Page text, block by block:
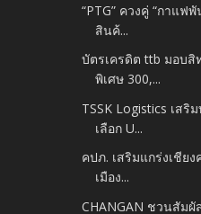
“PTG” ควงคู่ “กาแฟ
สินค้...
บัตรเครดิต ttb มอบ
พิเศษ 300,...
TSSK Logistics เส
เลือก U...
คปภ. เสริมแกร่งเชีย
เมือง...
CHANGAN ชวนสัม